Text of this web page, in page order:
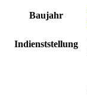
Baujahr
Indienststellung